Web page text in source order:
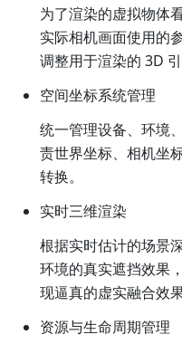
为了渲染的虚拟物体
实际相机画面使用的
调整用于渲染的 3D
空间坐标系统管理
统一管理设备、环境
责世界坐标、相机坐
转换。
实时三维渲染
根据实时估计的场景
环境的真实遮挡效果
现逼真的虚实融合效果
资源与生命周期管理